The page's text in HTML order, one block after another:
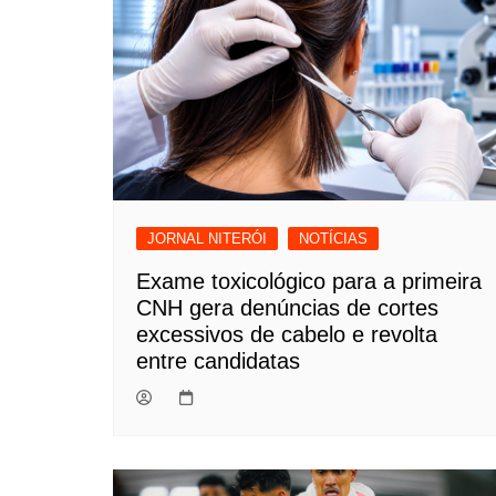
JORNAL NITERÓI NOTÍCIAS
Exame toxicológico para a primeira
CNH gera denúncias de cortes
excessivos de cabelo e revolta
entre candidatas